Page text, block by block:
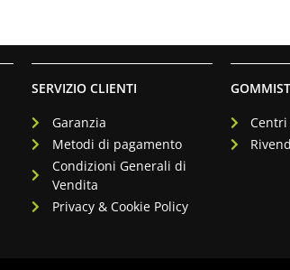
SERVIZIO CLIENTI
Garanzia
Metodi di pagamento
Condizioni Generali di
Vendita
Privacy & Cookie Policy